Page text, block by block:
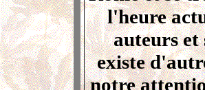
l'heure
auteurs et
existe
notre